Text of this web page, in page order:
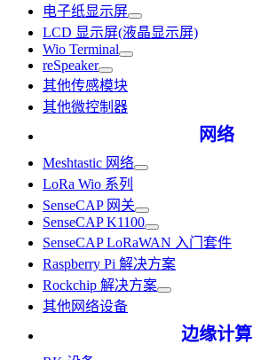
电子纸显示屏
LCD 显示屏(液晶显示屏)
Wio Terminal
reSpeaker
其他传感模块
其他微控制器
网络
Meshtastic 网络
LoRa Wio 系列
SenseCAP 网关
SenseCAP K1100
SenseCAP LoRaWAN 入门套件
Raspberry Pi 解决方案
Rockchip 解决方案
其他网络设备
边缘计算